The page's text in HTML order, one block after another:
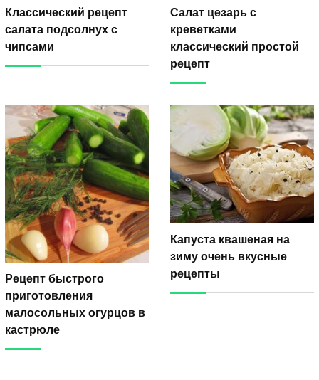
Классический рецепт
салата подсолнух с
чипсами
Салат цезарь с
креветками
классический простой
рецепт
Рецепт быстрого
приготовления
малосольных огурцов в
кастрюле
Капуста квашеная на
зиму очень вкусные
рецепты